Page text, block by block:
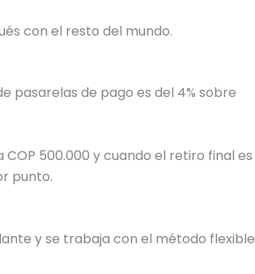
con el resto del mundo.
pasarelas de pago es del 4% sobre
500.000 y cuando el retiro final es
punto.
y se trabaja con el método flexible